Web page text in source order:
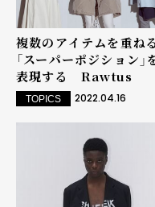
複数のアイテムを重ねる
「スーパーポジション」
表現する Rawtus
TOPICS 2022.04.16